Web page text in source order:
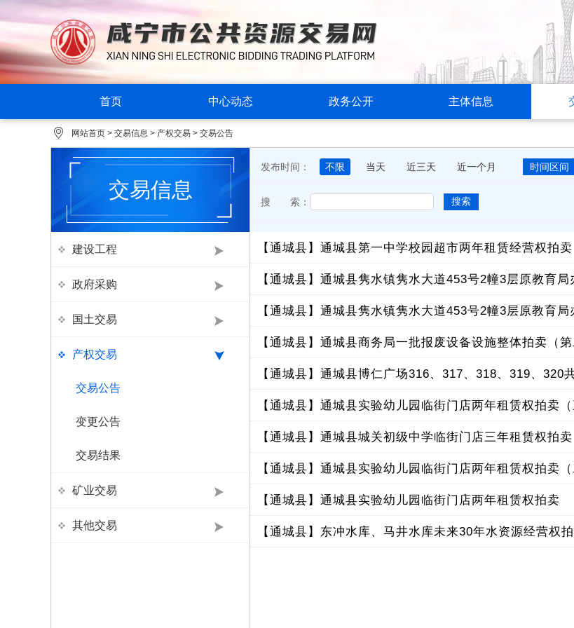
首页 中心动态 政务公开 主体信息
网站首页 > 交易信息 > 产权交易 > 交易公告
交易信息
建设工程
政府采购
国土交易
产权交易
交易公告
变更公告
交易结果
矿业交易
其他交易
发布时间： 不限 当天 近三天 近一个月 时间区间
搜 索： 搜索
【通城县】 通城县第一中学校园超市两年租赁经营权拍卖
【通城县】
【通城县】
【通城县】 通城县商务局一批报废设备设施整体拍卖（第
【通城县】 通城县博仁广场316、317、318、319、320
【通城县】 通城县实验幼儿园临街门店两年租赁权拍卖（
【通城县】 通城县城关初级中学临街门店三年租赁权拍卖
【通城县】 通城县实验幼儿园临街门店两年租赁权拍卖（
【通城县】 通城县实验幼儿园临街门店两年租赁权拍卖
【通城县】 东冲水库、马井水库未来30年水资源经营权